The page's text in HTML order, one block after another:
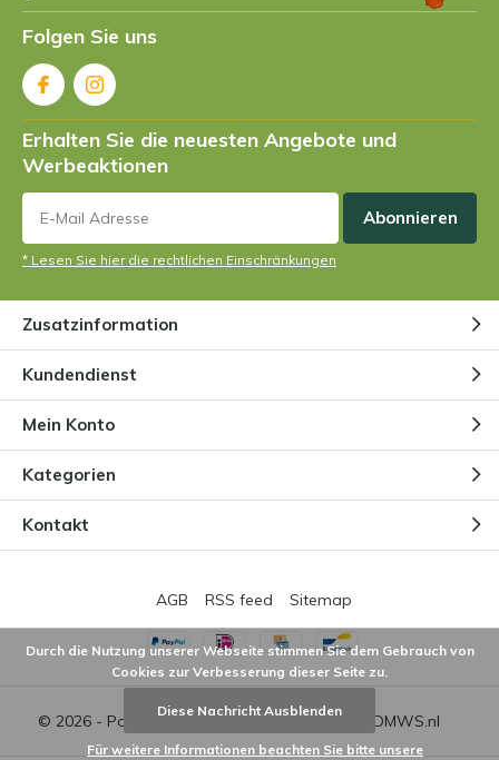
Folgen Sie uns
Erhalten Sie die neuesten Angebote und
Werbeaktionen
Abonnieren
* Lesen Sie hier die rechtlichen Einschränkungen
Zusatzinformation
Kundendienst
Mein Konto
Kategorien
Kontakt
© 2026 - Powered byLightspeed- Theme by DMWS.nl
AGB RSS feed Sitemap
Durch die Nutzung unserer Webseite stimmen Sie dem Gebrauch von
Cookies zur Verbesserung dieser Seite zu.
Diese Nachricht Ausblenden
Für weitere Informationen beachten Sie bitte unsere